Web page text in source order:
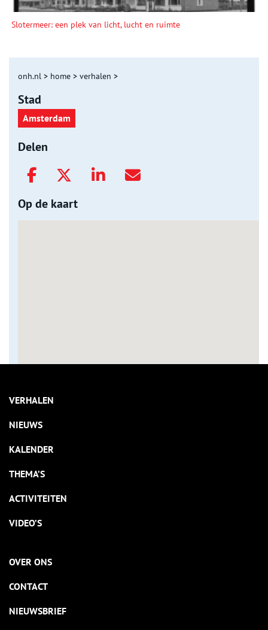
Slotermeer: een plek van licht, lucht en ruimte
onh.nl > home > verhalen >
Stad
Amsterdam
Delen
Op de kaart
VERHALEN
NIEUWS
KALENDER
THEMA’S
ACTIVITEITEN
VIDEO’S
OVER ONS
CONTACT
NIEUWSBRIEF